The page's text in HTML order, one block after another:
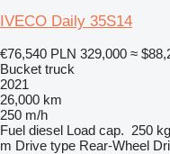
IVECO Daily 35S14
€76,540 PLN 329,000 ≈
Bucket truck
2021
26,000 km
250 m/h
Fuel diesel Load cap. 250 kg
m Drive type Rear-Wheel